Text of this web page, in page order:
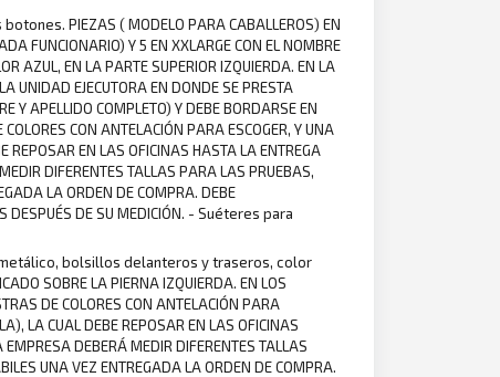
PIEZAS ( MODELO PARA CABALLEROS) EN
FUNCIONARIO) Y 5 EN XXLARGE CON EL NOMBRE
AZUL, EN LA PARTE SUPERIOR IZQUIERDA. EN LA
UNIDAD EJECUTORA EN DONDE SE PRESTA
Y APELLIDO COMPLETO) Y DEBE BORDARSE EN
CON ANTELACIÓN PARA ESCOGER, Y UNA
REPOSAR EN LAS OFICINAS HASTA LA ENTREGA
DIFERENTES TALLAS PARA LAS PRUEBAS,
LA ORDEN DE COMPRA. DEBE
DESPUÉS DE SU MEDICIÓN. - Suéteres para
metálico, bolsillos delanteros y traseros, color
SOBRE LA PIERNA IZQUIERDA. EN LOS
DE COLORES CON ANTELACIÓN PARA
LA CUAL DEBE REPOSAR EN LAS OFICINAS
DEBERÁ MEDIR DIFERENTES TALLAS
UNA VEZ ENTREGADA LA ORDEN DE COMPRA.